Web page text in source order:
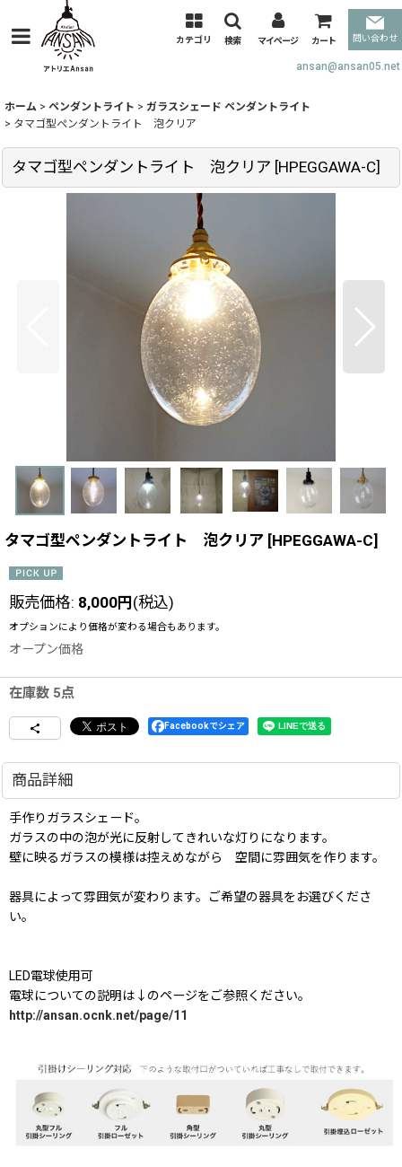
カテゴリ 検索 マイページ カート 問い合わせ
ansan@ansan05.net
ホーム > ペンダントライト > ガラスシェード ペンダントライト
> タマゴ型ペンダントライト 泡クリア
タマゴ型ペンダントライト 泡クリア [HPEGGAWA-C]
タマゴ型ペンダントライト 泡クリア [HPEGGAWA-C]
販売価格: 8,000円 (税込)
オプションにより価格が変わる場合もあります。
オープン価格
在庫数 5点
Facebookでシェア
商品詳細
手作りガラスシェード。
ガラスの中の泡が光に反射してきれいな灯りになります。
壁に映るガラスの模様は控えめながら 空間に雰囲気を作ります。
器具によって雰囲気が変わります。ご希望の器具をお選びくださ
い。
LED電球使用可
電球についての説明は↓のページをご参照ください。
http://ansan.ocnk.net/page/11